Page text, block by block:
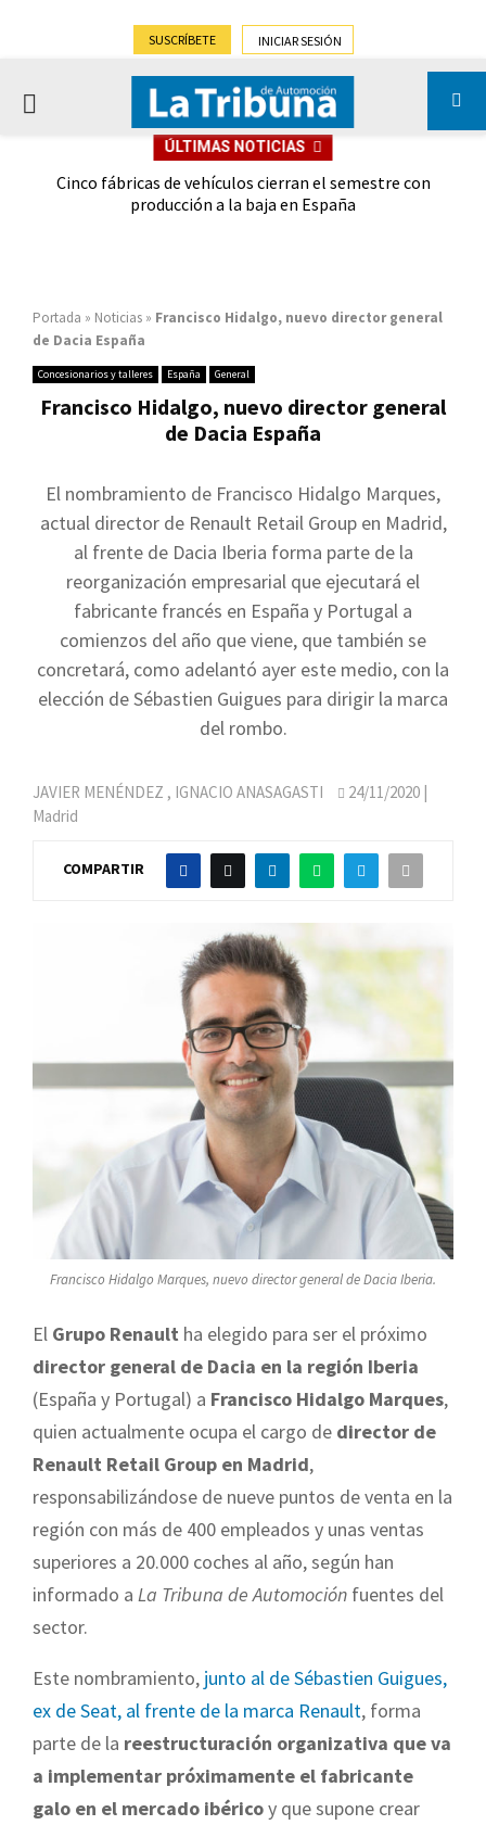
SUSCRÍBETE INICIAR SESIÓN
PRIMARY
ÚLTIMAS NOTICIAS
Cinco fábricas de vehículos cierran el semestre con
producción a la baja en España
Portada » Noticias » Francisco Hidalgo, nuevo director general
de Dacia España
Concesionarios y talleres España General
Francisco Hidalgo, nuevo director general
de Dacia España
El nombramiento de Francisco Hidalgo Marques,
actual director de Renault Retail Group en Madrid,
al frente de Dacia Iberia forma parte de la
reorganización empresarial que ejecutará el
fabricante francés en España y Portugal a
comienzos del año que viene, que también se
concretará, como adelantó ayer este medio, con la
elección de Sébastien Guigues para dirigir la marca
del rombo.
JAVIER MENÉNDEZ , IGNACIO ANASAGASTI 24/11/2020 |
Madrid
COMPARTIR
Francisco Hidalgo Marques, nuevo director general de Dacia Iberia.
El Grupo Renault ha elegido para ser el próximo
director general de Dacia en la región Iberia
(España y Portugal) a Francisco Hidalgo Marques,
quien actualmente ocupa el cargo de director de
Renault Retail Group en Madrid,
responsabilizándose de nueve puntos de venta en la
región con más de 400 empleados y unas ventas
superiores a 20.000 coches al año, según han
informado a La Tribuna de Automoción fuentes del
sector.
Este nombramiento, junto al de Sébastien Guigues,
ex de Seat, al frente de la marca Renault, forma
parte de la reestructuración organizativa que va
a implementar próximamente el fabricante
galo en el mercado ibéricoy que supone crear